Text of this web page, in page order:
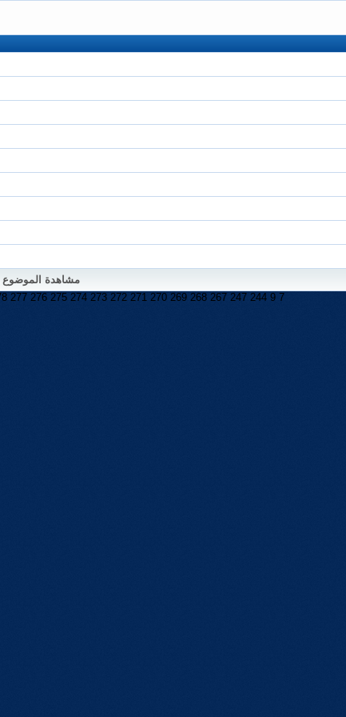
مشاهدة الموضوع
7
9
244
247
267
268
269
270
271
272
273
274
275
276
277